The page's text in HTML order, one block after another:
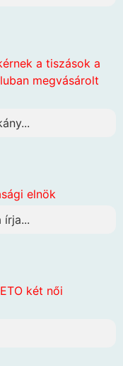
a tiszások a
megvásárolt
elnök
írja...
két női